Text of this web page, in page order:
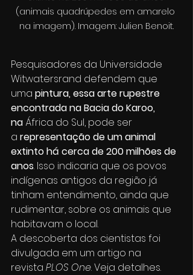
(animais quadrúpedes em amarelo
na imagem). Imagem: Julien Benoit.
Pesquisadores da Universidade
Witwatersrand defendem que
uma pintura, essa arte rupestre
encontrada naBacia do Karoo,
na África do Sul, pode ser
a representação de um animal
extinto há cerca de 200 milhões de
anos. Isso indicaria que os povos
indígenas antigos da região já
tinham entendimento, ainda que
rudimentar, sobre os animais que
habitavam o local.
A descoberta dos cientistas foi
divulgada em um artigo na
revista PLOS One. Veja detalhes.